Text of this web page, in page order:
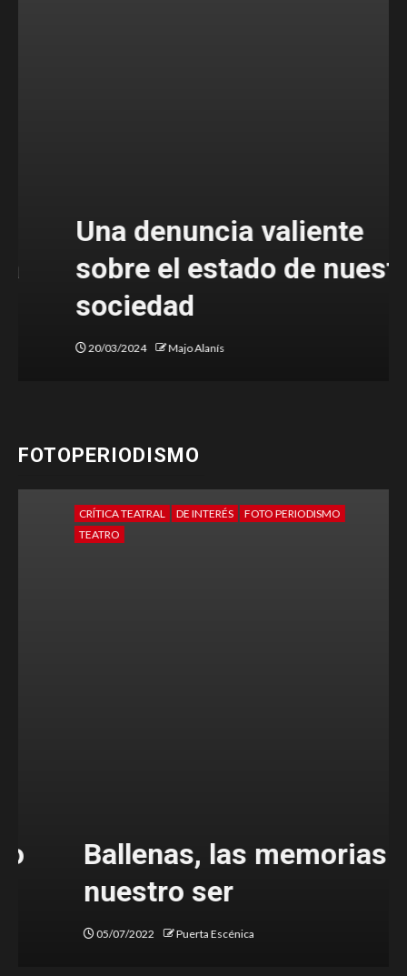
Una denuncia valiente
sobre el estado de nuestra
sociedad
20/03/2024 Majo Alanís
FOTOPERIODISMO
CRÍTICA TEATRAL DE INTERÉS
FOTO PERIODISMO
Ballenas, las memorias de
nuestro ser
05/07/2022 Puerta Escénica